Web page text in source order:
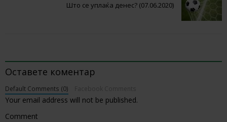
Што се уплаќа денес? (07.06.2020)
Оставете коментар
Default Comments (0)
Your email address will not be published.
Comment